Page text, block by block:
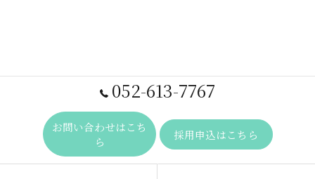
052-613-7767
お問い合わせはこち
ら
採用申込はこちら